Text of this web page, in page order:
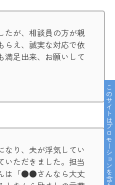
たが、相談員の方が親
らえ、誠実な対応で依
満足出来、お願いして
なり、夫が浮気してい
いただきました。担当
は「●●さんなら大丈
このサイトはプロモーションを含んでいます。